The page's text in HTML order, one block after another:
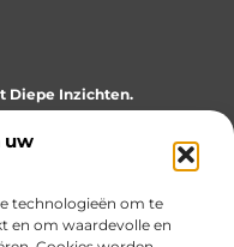
uw
technologieën om te
en om waardevolle en
Diepe Inzichten.
en artikelen die je
bieden.